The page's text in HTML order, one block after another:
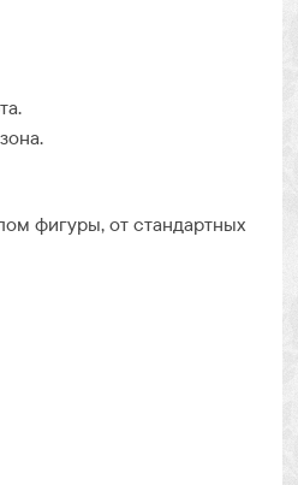
фигуры, от стандартных